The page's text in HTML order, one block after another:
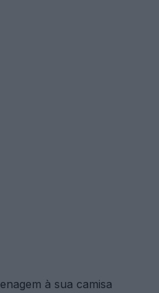
à sua camisa